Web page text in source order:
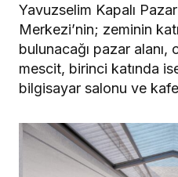
Yavuzselim Kapalı
Merkezi’nin; zeminin
bulunacağı pazar
mescit, birinci katında
bilgisayar salonu ve